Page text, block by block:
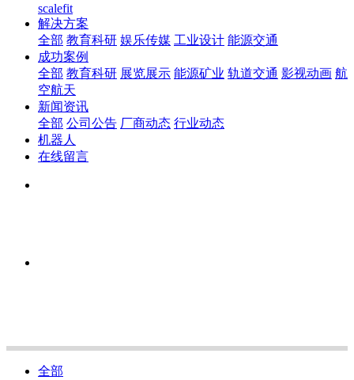
scalefit
解决方案
全部 教育科研 娱乐传媒 工业设计 能源交通
成功案例
全部 教育科研 展览展示 能源矿业 轨道交通 影视动画 航
空航天
新闻资讯
全部 公司公告 厂商动态 行业动态
机器人
在线留言
全部